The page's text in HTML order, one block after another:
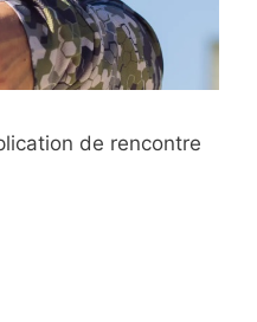
de rencontre